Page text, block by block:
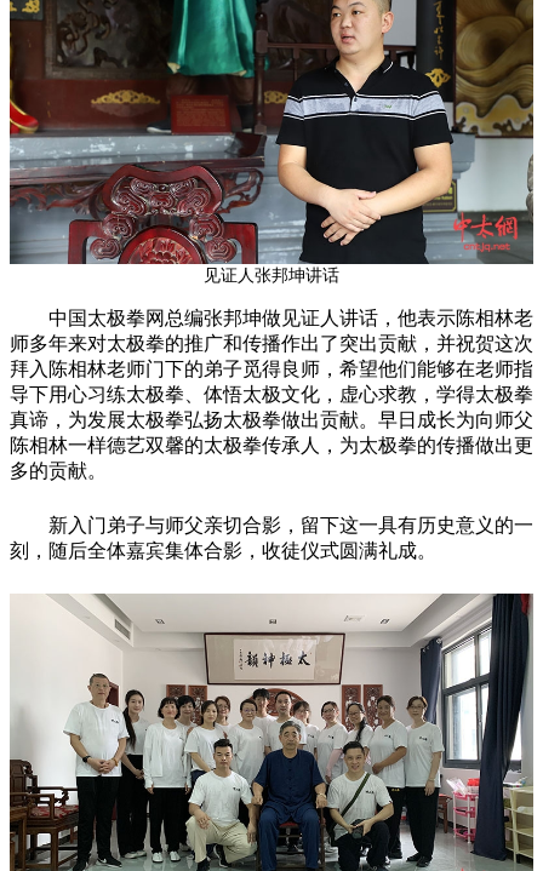
见证人张邦坤讲话
中国太极拳网总编张邦坤做见证人讲话，他表示陈相林老
师多年来对太极拳的推广和传播作出了突出贡献，并祝贺这次
拜入陈相林老师门下的弟子觅得良师，希望他们能够在老师指
导下用心习练太极拳、体悟太极文化，虚心求教，学得太极拳
真谛，为发展太极拳弘扬太极拳做出贡献。早日成长为向师父
陈相林一样德艺双馨的太极拳传承人，为太极拳的传播做出更
多的贡献。
新入门弟子与师父亲切合影，留下这一具有历史意义的一
刻，随后全体嘉宾集体合影，收徒仪式圆满礼成。